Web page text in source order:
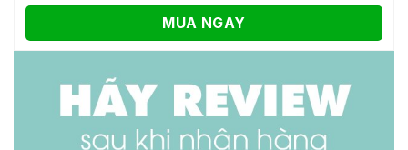
MUA NGAY